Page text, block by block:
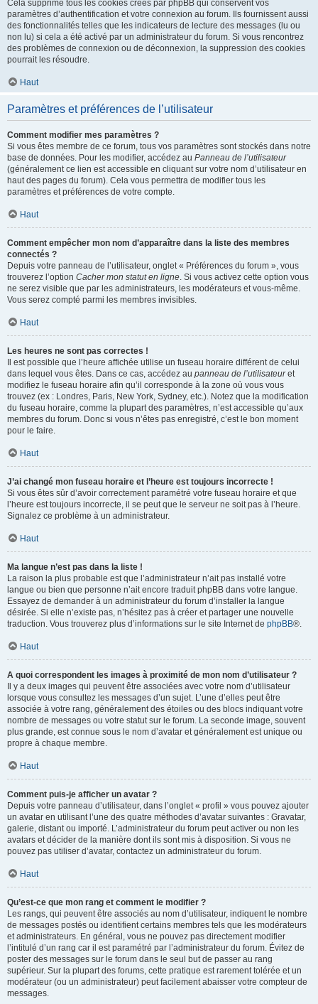
Cela supprime tous les cookies créés par phpBB qui conservent vos
paramètres d’authentification et votre connexion au forum. Ils fournissent aussi
des fonctionnalités telles que les indicateurs de lecture des messages (lu ou
non lu) si cela a été activé par un administrateur du forum. Si vous rencontrez
des problèmes de connexion ou de déconnexion, la suppression des cookies
pourrait les résoudre.
Haut
Paramètres et préférences de l’utilisateur
Comment modifier mes paramètres ?
Si vous êtes membre de ce forum, tous vos paramètres sont stockés dans notre
base de données. Pour les modifier, accédez au Panneau de l’utilisateur
(généralement ce lien est accessible en cliquant sur votre nom d’utilisateur en
haut des pages du forum). Cela vous permettra de modifier tous les
paramètres et préférences de votre compte.
Haut
Comment empêcher mon nom d’apparaître dans la liste des membres
connectés ?
Depuis votre panneau de l’utilisateur, onglet « Préférences du forum », vous
trouverez l’option Cacher mon statut en ligne. Si vous activez cette option vous
ne serez visible que par les administrateurs, les modérateurs et vous-même.
Vous serez compté parmi les membres invisibles.
Haut
Les heures ne sont pas correctes !
Il est possible que l’heure affichée utilise un fuseau horaire différent de celui
dans lequel vous êtes. Dans ce cas, accédez au panneau de l’utilisateuret
modifiez le fuseau horaire afin qu’il corresponde à la zone où vous vous
trouvez (ex : Londres, Paris, New York, Sydney, etc.). Notez que la modification
du fuseau horaire, comme la plupart des paramètres, n’est accessible qu’aux
membres du forum. Donc si vous n’êtes pas enregistré, c’est le bon moment
pour le faire.
Haut
J’ai changé mon fuseau horaire et l’heure est toujours incorrecte !
Si vous êtes sûr d’avoir correctement paramétré votre fuseau horaire et que
l’heure est toujours incorrecte, il se peut que le serveur ne soit pas à l’heure.
Signalez ce problème à un administrateur.
Haut
Ma langue n’est pas dans la liste !
La raison la plus probable est que l’administrateur n’ait pas installé votre
langue ou bien que personne n’ait encore traduit phpBB dans votre langue.
Essayez de demander à un administrateur du forum d’installer la langue
désirée. Si elle n’existe pas, n’hésitez pas à créer et partager une nouvelle
traduction. Vous trouverez plus d’informations sur le site Internet de phpBB®.
Haut
A quoi correspondent les images à proximité de mon nom d’utilisateur ?
Il y a deux images qui peuvent être associées avec votre nom d’utilisateur
lorsque vous consultez les messages d’un sujet. L’une d’elles peut être
associée à votre rang, généralement des étoiles ou des blocs indiquant votre
nombre de messages ou votre statut sur le forum. La seconde image, souvent
plus grande, est connue sous le nom d’avatar et généralement est unique ou
propre à chaque membre.
Haut
Comment puis-je afficher un avatar ?
Depuis votre panneau d’utilisateur, dans l’onglet « profil » vous pouvez ajouter
un avatar en utilisant l’une des quatre méthodes d’avatar suivantes : Gravatar,
galerie, distant ou importé. L’administrateur du forum peut activer ou non les
avatars et décider de la manière dont ils sont mis à disposition. Si vous ne
pouvez pas utiliser d’avatar, contactez un administrateur du forum.
Haut
Qu’est-ce que mon rang et comment le modifier ?
Les rangs, qui peuvent être associés au nom d’utilisateur, indiquent le nombre
de messages postés ou identifient certains membres tels que les modérateurs
et administrateurs. En général, vous ne pouvez pas directement modifier
l’intitulé d’un rang car il est paramétré par l’administrateur du forum. Évitez de
poster des messages sur le forum dans le seul but de passer au rang
supérieur. Sur la plupart des forums, cette pratique est rarement tolérée et un
modérateur (ou un administrateur) peut facilement abaisser votre compteur de
messages.